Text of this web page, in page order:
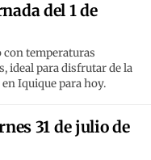
del 1 de
con temperaturas
ideal para disfrutar de la
Iquique para hoy.
31 de julio de